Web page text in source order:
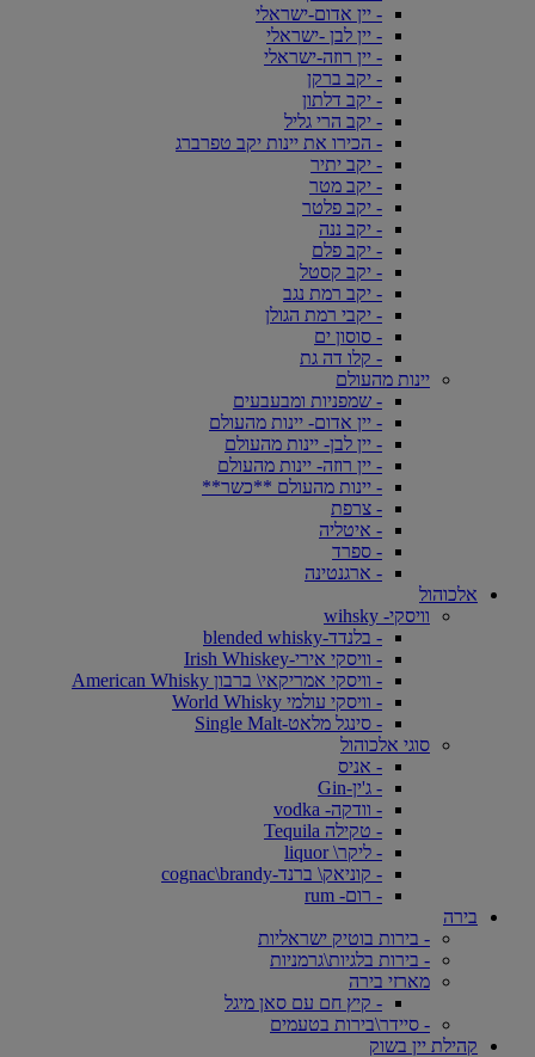
- יין אדום-ישראלי
- יין לבן -ישראלי
- יין רוזה-ישראלי
- יקב ברקן
- יקב דלתון
- יקב הרי גליל
- הכירו את יינות יקב טפרברג
- יקב יתיר
- יקב מטר
- יקב פלטר
- יקב ננה
- יקב פלם
- יקב קסטל
- יקב רמת נגב
- יקבי רמת הגולן
- סוסון ים
- קלו דה גת
יינות מהעולם
- שמפניות ומבעבעים
- יין אדום- יינות מהעולם
- יין לבן- יינות מהעולם
- יין רוזה- יינות מהעולם
- יינות מהעולם **כשר**
- צרפת
- איטליה
- ספרד
- ארגנטינה
אלכוהול
וויסקי- wihsky
- בלנדד-blended whisky
- וויסקי אירי-Irish Whiskey
- וויסקי אמריקאי\ ברבון American Whisky
- וויסקי עולמי World Whisky
- סינגל מלאט-Single Malt
סוגי אלכוהול
- אניס
- ג'ין-Gin
- וודקה- vodka
- טקילה Tequila
- ליקר\ liquor
- קוניאק\ ברנד-cognac\brandy
- רום- rum
בירה
- בירות בוטיק ישראליות
- בירות בלגיות\גרמניות
מארזי בירה
- קיץ חם עם סאן מיגל
- סיידר\בירות בטעמים
קהילת יין בשוק